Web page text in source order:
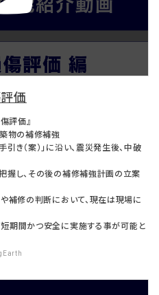
価
評価』
物の補修補強
き（案）」に沿い、震災発生後、中破
握し、その後の補修補強計画の立案
補修の判断において、現在は現場に
期間かつ安全に実施する事が可能と